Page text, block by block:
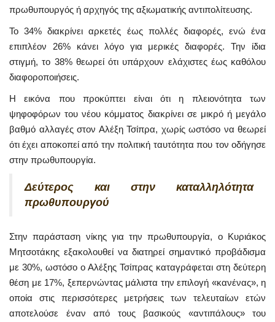
πρωθυπουργός ή αρχηγός της αξιωματικής αντιπολίτευσης.
Το 34% διακρίνει αρκετές έως πολλές διαφορές, ενώ ένα
επιπλέον 26% κάνει λόγο για μερικές διαφορές. Την ίδια
στιγμή, το 38% θεωρεί ότι υπάρχουν ελάχιστες έως καθόλου
διαφοροποιήσεις.
Η εικόνα που προκύπτει είναι ότι η πλειονότητα των
ψηφοφόρων του νέου κόμματος διακρίνει σε μικρό ή μεγάλο
βαθμό αλλαγές στον Αλέξη Τσίπρα, χωρίς ωστόσο να θεωρεί
ότι έχει αποκοπεί από την πολιτική ταυτότητα που τον οδήγησε
στην πρωθυπουργία.
Δεύτερος και στην καταλληλότητα
πρωθυπουργού
Στην παράσταση νίκης για την πρωθυπουργία, ο Κυριάκος
Μητσοτάκης εξακολουθεί να διατηρεί σημαντικό προβάδισμα
με 30%, ωστόσο ο Αλέξης Τσίπρας καταγράφεται στη δεύτερη
θέση με 17%, ξεπερνώντας μάλιστα την επιλογή «κανένας», η
οποία στις περισσότερες μετρήσεις των τελευταίων ετών
αποτελούσε έναν από τους βασικούς «αντιπάλους» του